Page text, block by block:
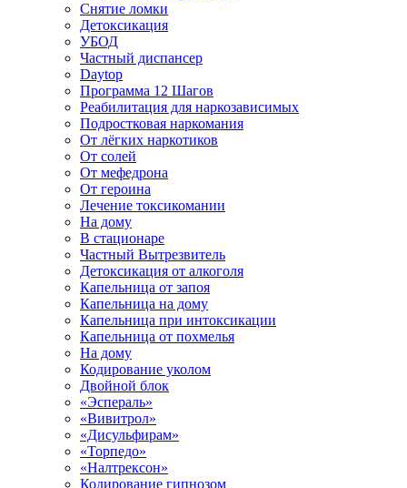
Снятие ломки
Детоксикация
УБОД
Частный диспансер
Daytop
Программа 12 Шагов
Реабилитация для наркозависимых
Подростковая наркомания
От лёгких наркотиков
От солей
От мефедрона
От героина
Лечение токсикомании
На дому
В стационаре
Частный Вытрезвитель
Детоксикация от алкоголя
Капельница от запоя
Капельница на дому
Капельница при интоксикации
Капельница от похмелья
На дому
Кодирование уколом
Двойной блок
«Эспераль»
«Вивитрол»
«Дисульфирам»
«Торпедо»
«Налтрексон»
Кодирование гипнозом